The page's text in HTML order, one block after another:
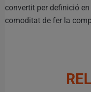
convertit per definició
comoditat de fer la